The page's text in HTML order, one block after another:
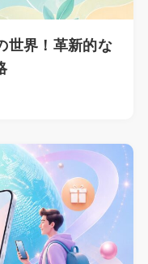
世界！革新的な